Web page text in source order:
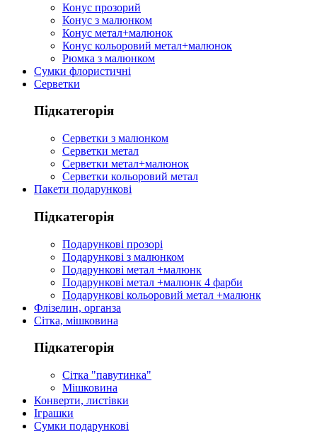
Конус прозорий
Конус з малюнком
Конус метал+малюнок
Конус кольоровий метал+малюнок
Рюмка з малюнком
Сумки флористичні
Серветки
Підкатегорія
Серветки з малюнком
Серветки метал
Серветки метал+малюнок
Серветки кольоровий метал
Пакети подарункові
Підкатегорія
Подарункові прозорі
Подарункові з малюнком
Подарункові метал +малюнк
Подарункові метал +малюнк 4 фарби
Подарункові кольоровий метал +малюнк
Флізелин, органза
Сітка, мішковина
Підкатегорія
Сітка "павутинка"
Мішковина
Конверти, листівки
Іграшки
Сумки подарункові